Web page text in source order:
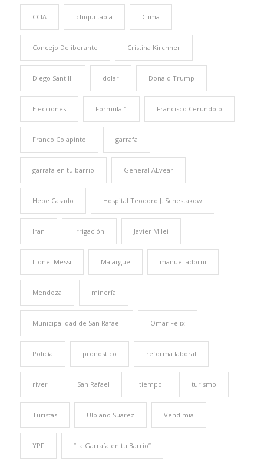
CCIA chiqui tapia Clima
Concejo Deliberante Cristina Kirchner
Diego Santilli dolar Donald Trump
Elecciones Formula 1 Francisco Cerúndolo
Franco Colapinto garrafa
garrafa en tu barrio General ALvear
Hebe Casado Hospital Teodoro J. Schestakow
Iran Irrigación Javier Milei
Lionel Messi Malargüe manuel adorni
Mendoza minería
Municipalidad de San Rafael Omar Félix
Policía pronóstico reforma laboral
river San Rafael tiempo turismo
Turistas Ulpiano Suarez Vendimia
YPF “La Garrafa en tu Barrio”